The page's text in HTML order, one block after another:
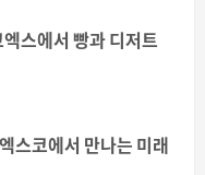
스에서 빵과 디저트
스코에서 만나는 미래